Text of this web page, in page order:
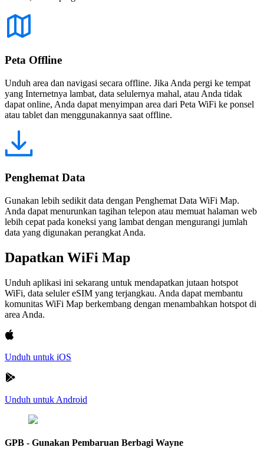
Peta Offline
Unduh area dan navigasi secara offline. Jika Anda pergi ke tempat
yang Internetnya lambat, data selulernya mahal, atau Anda tidak
dapat online, Anda dapat menyimpan area dari Peta WiFi ke ponsel
atau tablet dan menggunakannya saat offline.
Penghemat Data
Gunakan lebih sedikit data dengan Penghemat Data WiFi Map.
Anda dapat menurunkan tagihan telepon atau memuat halaman web
lebih cepat pada koneksi yang lambat dengan mengurangi jumlah
data yang digunakan perangkat Anda.
Dapatkan WiFi Map
Unduh aplikasi ini sekarang untuk mendapatkan jutaan hotspot
WiFi, data seluler eSIM yang terjangkau. Anda dapat membantu
komunitas WiFi Map berkembang dengan menambahkan hotspot di
area Anda.
Unduh untuk iOS
Unduh untuk Android
GPB - Gunakan Pembaruan Berbagi Wayne